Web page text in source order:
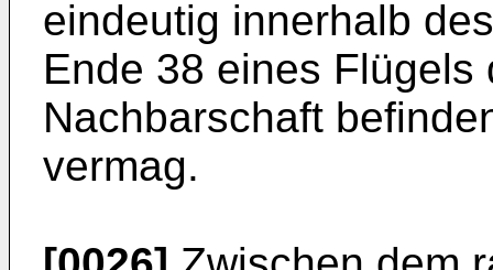
eindeutig innerhalb
Ende 38 eines
Nachbarschaft
vermag.